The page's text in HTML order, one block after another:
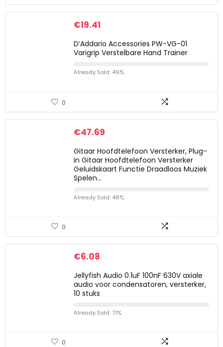
€19.41
D’Addario Accessories PW-VG-01
Varigrip Verstelbare Hand Trainer
Already Sold: 49%
0
€47.69
Gitaar Hoofdtelefoon Versterker, Plug-
in Gitaar Hoofdtelefoon Versterker
Geluidskaart Functie Draadloos Muziek
Spelen…
Already Sold: 48%
0
€6.08
Jellyfish Audio 0.1uF 100nF 630V axiale
audio voor condensatoren, versterker,
10 stuks
Already Sold: 71%
0